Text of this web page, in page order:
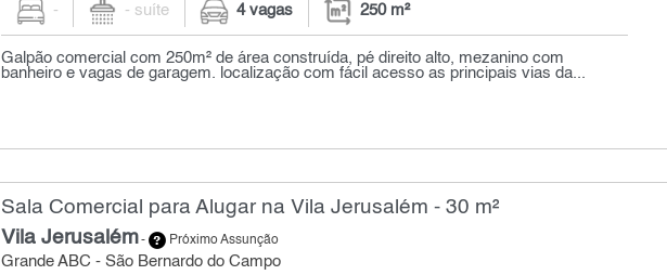
- - suíte 4 vagas 250 m²
Galpão comercial com 250m² de área construída, pé direito alto, mezanino com
banheiro e vagas de garagem. localização com fácil acesso as principais vias da...
Sala Comercial para Alugar na Vila Jerusalém - 30 m²
Vila Jerusalém- Próximo Assunção
Grande ABC - São Bernardo do Campo